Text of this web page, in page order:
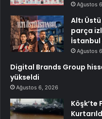
Ağustos
Altı
parça
İstanbul
Ağustos
Digital Brands Group
yükseldi
Ağustos 6, 2026
Köşk’te